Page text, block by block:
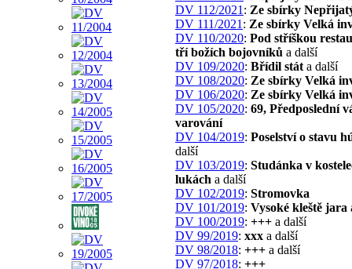
DV 112/2021 : Ze sbírky
DV 111/2021 : Ze sbírky Velká
DV 110/2020: Pod stříškou
tří božích bojovníků a další
DV 109/2020: Břídil stát a další
DV 108/2020: Ze sbírky Velká
DV 106/2020: Ze sbírky Velká
DV 105/2020: 69, Předposlední
varování
DV 104/2019: Poselství o stavu
další
DV 103/2019: Studánka v
lukách a další
DV 102/2019: Stromovka
DV 101/2019: Vysoké kleště jara
DV 100/2019: +++ a další
DV 99/2019: xxx a další
DV 98/2018: +++ a další
DV 97/2018: +++